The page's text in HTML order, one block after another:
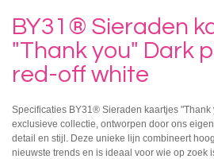
BY31® Sieraden
"Thank you" Dark
red-off white
Specificaties BY31® Sieraden kaartjes "Thank
exclusieve collectie, ontworpen door ons
detail en stijl. Deze unieke lijn combineert
nieuwste trends en is ideaal voor wie op zoek